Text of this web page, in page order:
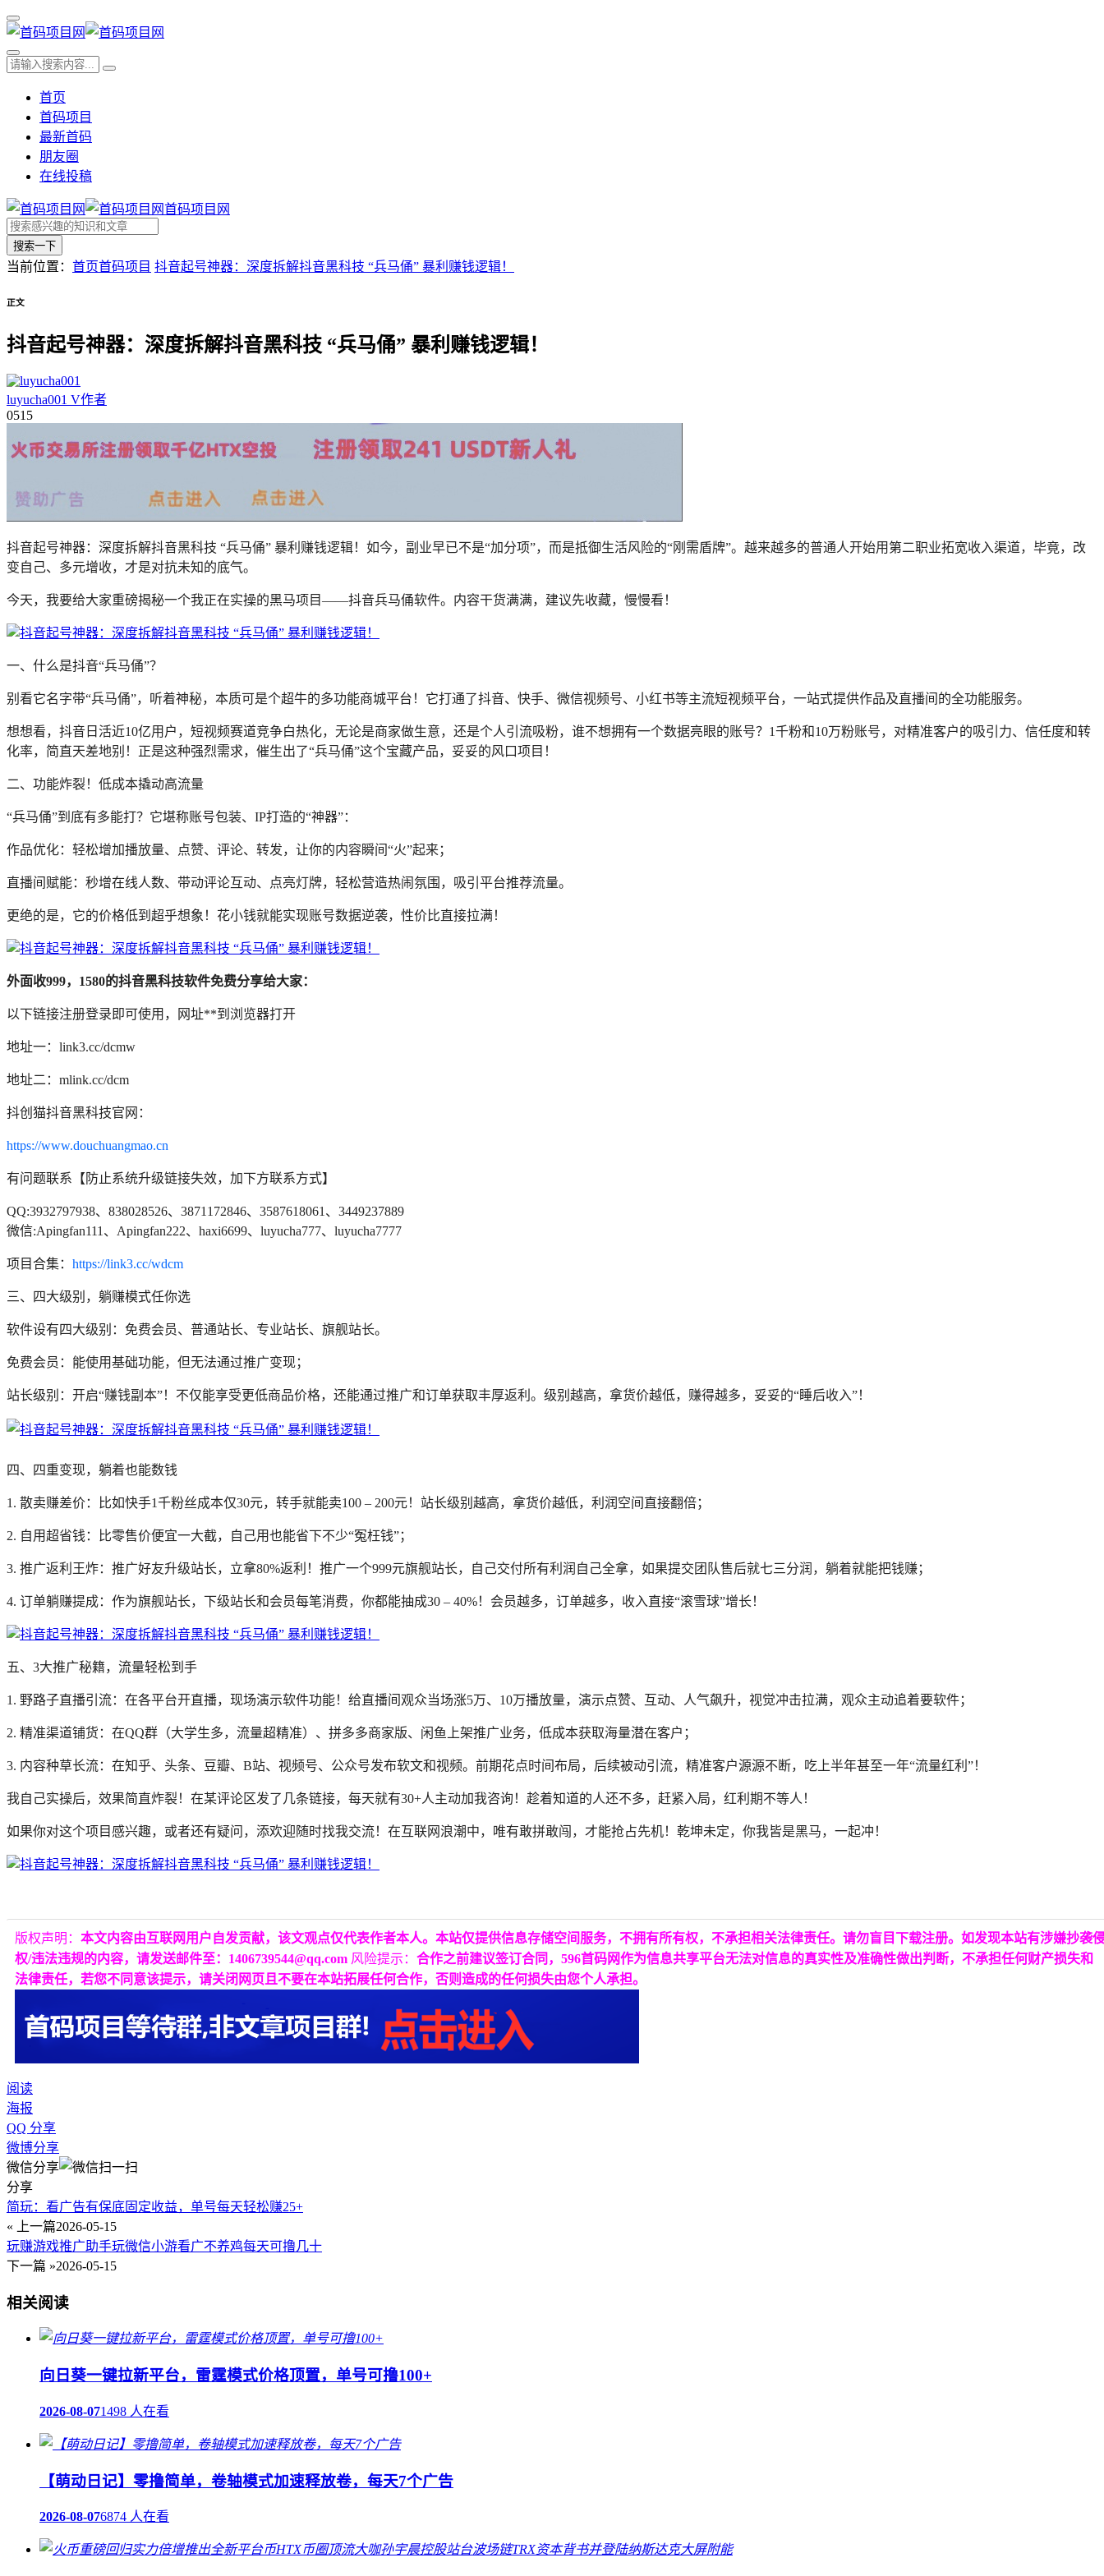
首页
首码项目
最新首码
朋友圈
在线投稿
首码项目网
搜索一下
当前位置： 首页首码项目 抖音起号神器：深度拆解抖音黑科技 “兵马俑” 暴利赚钱逻辑！
正文
抖音起号神器：深度拆解抖音黑科技 “兵马俑” 暴利赚钱逻辑！
luyucha001 V作者
0515
抖音起号神器：深度拆解抖音黑科技 “兵马俑” 暴利赚钱逻辑！如今，副业早已不是“加分项”，而是抵御生活风险的“刚需盾牌”。越来越多的普通人开始用第二职业拓宽收入渠道，毕竟，改
变自己、多元增收，才是对抗未知的底气。
今天，我要给大家重磅揭秘一个我正在实操的黑马项目——抖音兵马俑软件。内容干货满满，建议先收藏，慢慢看！
一、什么是抖音“兵马俑”？
别看它名字带“兵马俑”，听着神秘，本质可是个超牛的多功能商城平台！它打通了抖音、快手、微信视频号、小红书等主流短视频平台，一站式提供作品及直播间的全功能服务。
想想看，抖音日活近10亿用户，短视频赛道竞争白热化，无论是商家做生意，还是个人引流吸粉，谁不想拥有一个数据亮眼的账号？1千粉和10万粉账号，对精准客户的吸引力、信任度和转
化率，简直天差地别！正是这种强烈需求，催生出了“兵马俑”这个宝藏产品，妥妥的风口项目！
二、功能炸裂！低成本撬动高流量
“兵马俑”到底有多能打？它堪称账号包装、IP打造的“神器”：
作品优化：轻松增加播放量、点赞、评论、转发，让你的内容瞬间“火”起来；
直播间赋能：秒增在线人数、带动评论互动、点亮灯牌，轻松营造热闹氛围，吸引平台推荐流量。
更绝的是，它的价格低到超乎想象！花小钱就能实现账号数据逆袭，性价比直接拉满！
外面收999，1580的抖音黑科技软件免费分享给大家：
以下链接注册登录即可使用，网址**到浏览器打开
地址一：link3.cc/dcmw
地址二：mlink.cc/dcm
抖创猫抖音黑科技官网：
https://www.douchuangmao.cn
有问题联系【防止系统升级链接失效，加下方联系方式】
QQ:3932797938、838028526、3871172846、3587618061、3449237889
微信:Apingfan111、Apingfan222、haxi6699、luyucha777、luyucha7777
项目合集： https://link3.cc/wdcm
三、四大级别，躺赚模式任你选
软件设有四大级别：免费会员、普通站长、专业站长、旗舰站长。
免费会员：能使用基础功能，但无法通过推广变现；
站长级别：开启“赚钱副本”！不仅能享受更低商品价格，还能通过推广和订单获取丰厚返利。级别越高，拿货价越低，赚得越多，妥妥的“睡后收入”！
四、四重变现，躺着也能数钱
1. 散卖赚差价：比如快手1千粉丝成本仅30元，转手就能卖100 – 200元！站长级别越高，拿货价越低，利润空间直接翻倍；
2. 自用超省钱：比零售价便宜一大截，自己用也能省下不少“冤枉钱”；
3. 推广返利王炸：推广好友升级站长，立拿80%返利！推广一个999元旗舰站长，自己交付所有利润自己全拿，如果提交团队售后就七三分润，躺着就能把钱赚；
4. 订单躺赚提成：作为旗舰站长，下级站长和会员每笔消费，你都能抽成30 – 40%！会员越多，订单越多，收入直接“滚雪球”增长！
五、3大推广秘籍，流量轻松到手
1. 野路子直播引流：在各平台开直播，现场演示软件功能！给直播间观众当场涨5万、10万播放量，演示点赞、互动、人气飙升，视觉冲击拉满，观众主动追着要软件；
2. 精准渠道铺货：在QQ群（大学生多，流量超精准）、拼多多商家版、闲鱼上架推广业务，低成本获取海量潜在客户；
3. 内容种草长流：在知乎、头条、豆瓣、B站、视频号、公众号发布软文和视频。前期花点时间布局，后续被动引流，精准客户源源不断，吃上半年甚至一年“流量红利”！
我自己实操后，效果简直炸裂！在某评论区发了几条链接，每天就有30+人主动加我咨询！趁着知道的人还不多，赶紧入局，红利期不等人！
如果你对这个项目感兴趣，或者还有疑问，添欢迎随时找我交流！在互联网浪潮中，唯有敢拼敢闯，才能抢占先机！乾坤未定，你我皆是黑马，一起冲！
版权声明： 本文内容由互联网用户自发贡献，该文观点仅代表作者本人。本站仅提供信息存储空间服务，不拥有所有权，不承担相关法律责任。请勿盲目下载注册。如发现本站有涉嫌抄袭
权/违法违规的内容，请发送邮件至：1406739544@qq.com 风险提示： 合作之前建议签订合同，596首码网作为信息共享平台无法对信息的真实性及准确性做出判断，不承担任何财产损失和
法律责任，若您不同意该提示，请关闭网页且不要在本站拓展任何合作，否则造成的任何损失由您个人承担。
阅读
海报
QQ 分享
微博分享
微信分享
分享
简玩：看广告有保底固定收益，单号每天轻松赚25+
« 上一篇2026-05-15
玩赚游戏推广助手玩微信小游看广不养鸡每天可撸几十
下一篇 »2026-05-15
相关阅读
向日葵一键拉新平台，雷霆模式价格顶置，单号可撸100+
2026-08-071498 人在看
【萌动日记】零撸简单，卷轴模式加速释放卷，每天7个广告
2026-08-076874 人在看